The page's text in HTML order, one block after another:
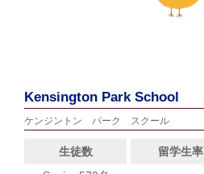
Kensington Park School
ケンジントン パーク スクール
生徒数 留学生率